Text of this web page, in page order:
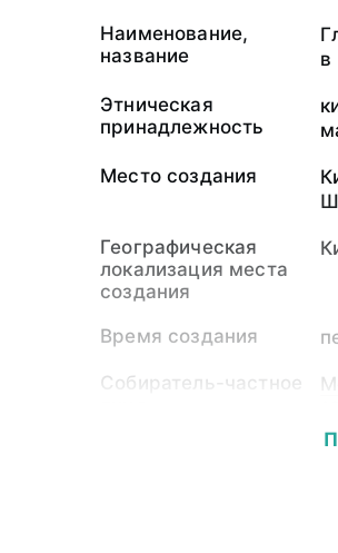
Наименование,
название
в
Этническая
принадлежность
Место создания
Географическая
локализация места
создания
Время создания
Собиратель-частное